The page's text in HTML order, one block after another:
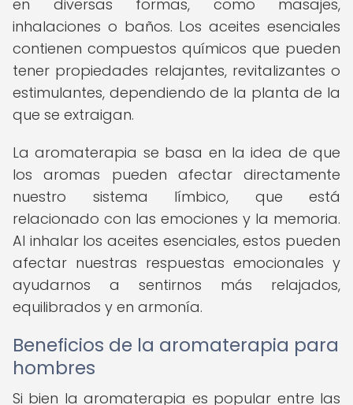
en diversas formas, como masajes,
inhalaciones o baños. Los aceites esenciales
contienen compuestos químicos que pueden
tener propiedades relajantes, revitalizantes o
estimulantes, dependiendo de la planta de la
que se extraigan.
La aromaterapia se basa en la idea de que
los aromas pueden afectar directamente
nuestro sistema límbico, que está
relacionado con las emociones y la memoria.
Al inhalar los aceites esenciales, estos pueden
afectar nuestras respuestas emocionales y
ayudarnos a sentirnos más relajados,
equilibrados y en armonía.
Beneficios de la aromaterapia para
hombres
Si bien la aromaterapia es popular entre las